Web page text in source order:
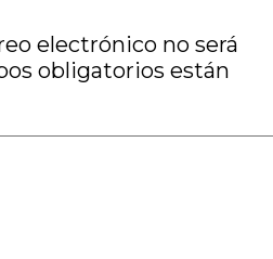
electrónico no será
obligatorios están